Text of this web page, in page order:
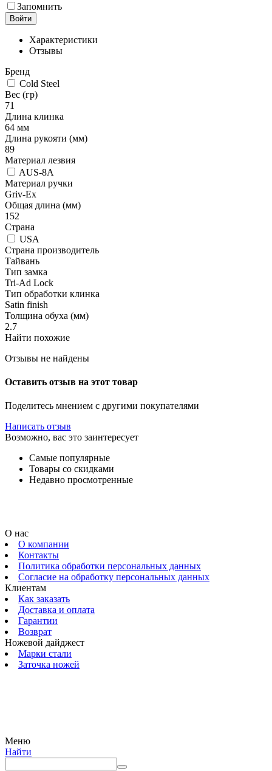
Запомнить
Войти
Характеристики
Отзывы
Бренд
Cold Steel
Вес (гр)
71
Длина клинка
64 мм
Длина рукояти (мм)
89
Материал лезвия
AUS-8A
Материал ручки
Griv-Ex
Общая длина (мм)
152
Страна
USA
Страна производитель
Тайвань
Тип замка
Tri-Ad Lock
Тип обработки клинка
Satin finish
Толщина обуха (мм)
2.7
Найти похожие
Отзывы не найдены
Оставить отзыв на этот товар
Поделитесь мнением с другими покупателями
Написать отзыв
Возможно, вас это заинтересует
Самые популярные
Товары со скидками
Недавно просмотренные
О нас
О компании
Контакты
Политика обработки персональных данных
Согласие на обработку персональных данных
Клиентам
Как заказать
Доставка и оплата
Гарантии
Возврат
Ножевой дайджест
Марки стали
Заточка ножей
Меню
Найти